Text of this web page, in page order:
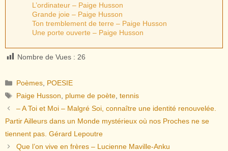
L’ordinateur – Paige Husson
Grande joie – Paige Husson
Ton tremblement de terre – Paige Husson
Une porte ouverte – Paige Husson
Nombre de Vues : 26
Catégories
Poèmes POESIE
Étiquettes
Paige Husson plume de poète ,tennis
– A Toi et Moi – Malgré Soi, connaître une identité renouvelée.
Partir Ailleurs dans un Monde mystérieux où nos Proches ne se
tiennent pas. Gérard Lepoutre
Que l’on vive en frères – Lucienne Maville-Anku